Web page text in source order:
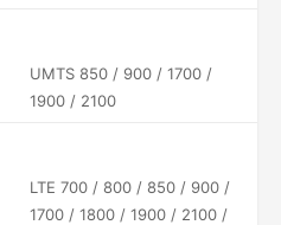
UMTS 850 / 900 / 1700 /
1900 / 2100
LTE 700 / 800 / 850 / 900 /
1700 / 1800 / 1900 / 2100 /